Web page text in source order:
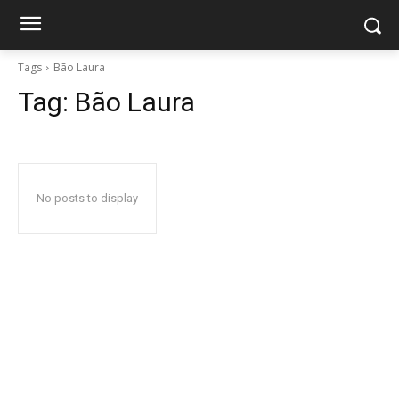
Tags Bão Laura
Tag: Bão Laura
No posts to display